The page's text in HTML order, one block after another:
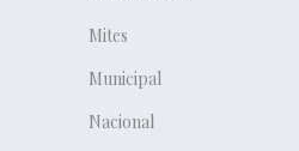
Mites
Municipal
Nacional